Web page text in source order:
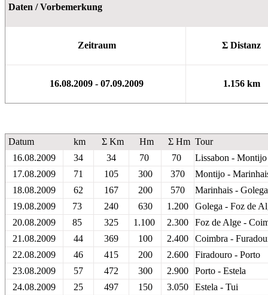
Daten / Vorbemerkung
Zeitraum Σ Distanz
16.08.2009 - 07.09.2009 1.156 km
Datum km Σ Km Hm Σ Hm Tour
16.08.2009
34 34 70 70
Lissabon - Montijo
17.08.2009
71 105 300 370
Montijo -
18.08.2009
62 167 200 570
Marinhais - Golega
19.08.2009
73 240 630 1.200
Golega - Foz de
20.08.2009
85 325 1.100 2.300
Foz de Alge -
21.08.2009
44 369 100 2.400
Coimbra -
22.08.2009
46 415 200 2.600
Firadouro - Porto
23.08.2009
57 472 300 2.900
Porto - Estela
24.08.2009
25 497 150 3.050
Estela - Tui